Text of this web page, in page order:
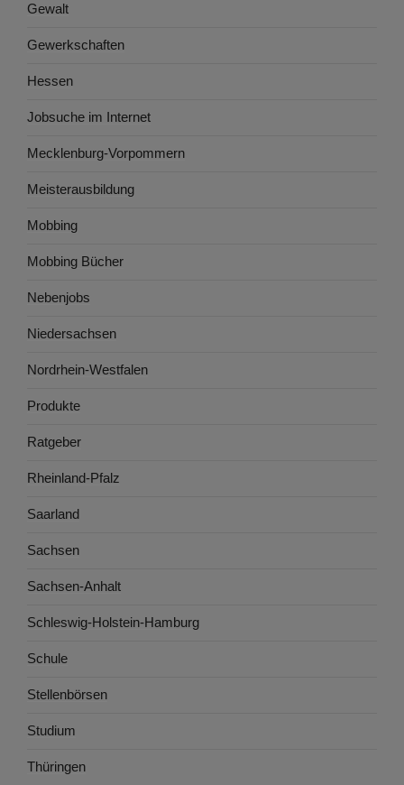
Gewalt
Gewerkschaften
Hessen
Jobsuche im Internet
Mecklenburg-Vorpommern
Meisterausbildung
Mobbing
Mobbing Bücher
Nebenjobs
Niedersachsen
Nordrhein-Westfalen
Produkte
Ratgeber
Rheinland-Pfalz
Saarland
Sachsen
Sachsen-Anhalt
Schleswig-Holstein-Hamburg
Schule
Stellenbörsen
Studium
Thüringen